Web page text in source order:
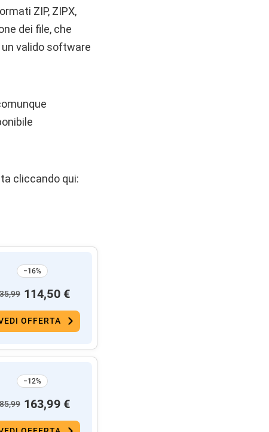
ZIP, ZIPX,
dei file, che
valido software
cliccando qui:
−16%
114,50 €
OFFERTA
−12%
163,99 €